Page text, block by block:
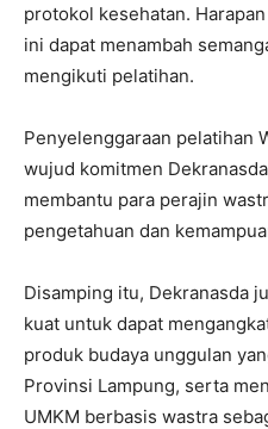
protokol kesehatan.
ini dapat menambah
mengikuti pelatihan.
Penyelenggaraan pelatihan
wujud komitmen
membantu para perajin
pengetahuan dan
Disamping itu, Dekranasda
kuat untuk dapat
produk budaya unggulan
Provinsi Lampung, serta
UMKM berbasis wastra